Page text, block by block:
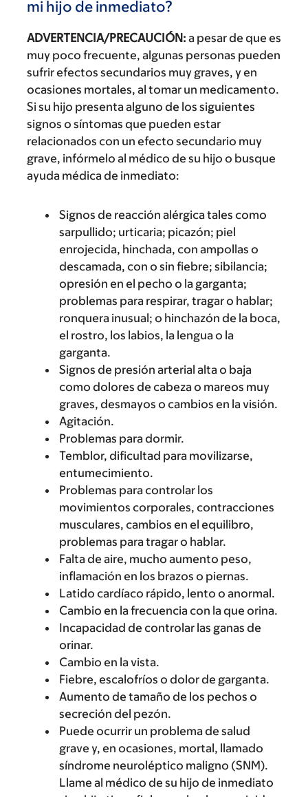
mi hijo de inmediato?
ADVERTENCIA/PRECAUCIÓN: a pesar de que es
muy poco frecuente, algunas personas pueden
sufrir efectos secundarios muy graves, y en
ocasiones mortales, al tomar un medicamento.
Si su hijo presenta alguno de los siguientes
signos o síntomas que pueden estar
relacionados con un efecto secundario muy
grave, infórmelo al médico de su hijo o busque
ayuda médica de inmediato:
Signos de reacción alérgica tales como
sarpullido; urticaria; picazón; piel
enrojecida, hinchada, con ampollas o
descamada, con o sin fiebre; sibilancia;
opresión en el pecho o la garganta;
problemas para respirar, tragar o hablar;
ronquera inusual; o hinchazón de la boca,
el rostro, los labios, la lengua o la
garganta.
Signos de presión arterial alta o baja
como dolores de cabeza o mareos muy
graves, desmayos o cambios en la visión.
Agitación.
Problemas para dormir.
Temblor, dificultad para movilizarse,
entumecimiento.
Problemas para controlar los
movimientos corporales, contracciones
musculares, cambios en el equilibro,
problemas para tragar o hablar.
Falta de aire, mucho aumento peso,
inflamación en los brazos o piernas.
Latido cardíaco rápido, lento o anormal.
Cambio en la frecuencia con la que orina.
Incapacidad de controlar las ganas de
orinar.
Cambio en la vista.
Fiebre, escalofríos o dolor de garganta.
Aumento de tamaño de los pechos o
secreción del pezón.
Puede ocurrir un problema de salud
grave y, en ocasiones, mortal, llamado
síndrome neuroléptico maligno (SNM).
Llame al médico de su hijo de inmediato